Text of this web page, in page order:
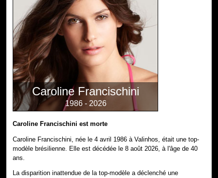
Caroline Francischini
1986 - 2026
Caroline Francischini est morte
Caroline Francischini, née le 4 avril 1986 à Valinhos, était une top-
modèle brésilienne. Elle est décédée le 8 août 2026, à l'âge de 40
ans.
La disparition inattendue de la top-modèle a déclenché une